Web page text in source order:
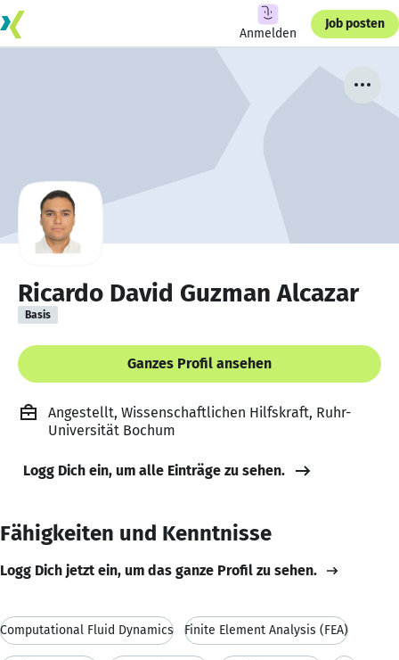
Anmelden
Job posten
Ricardo David Guzman Alcazar
Basis
Ganzes Profil ansehen
Angestellt, Wissenschaftlichen Hilfskraft, Ruhr-
Universität Bochum
Logg Dich ein, um alle Einträge zu sehen.
Fähigkeiten und Kenntnisse
Logg Dich jetzt ein, um das ganze Profil zu sehen.
Computational Fluid Dynamics Finite Element Analysis (FEA)